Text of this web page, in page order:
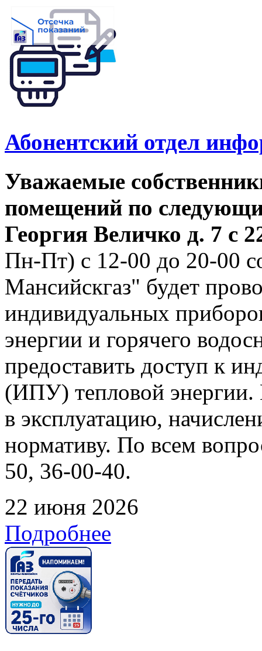
Абонентский отдел
Уважаемые
помещений по
Георгия Величко д. 7 с
Пн-Пт) с 12-00 до 20-00
Мансийскгаз" будет
индивидуальных
энергии и горячего
предоставить доступ к
(ИПУ) тепловой энергии.
в эксплуатацию,
нормативу. По всем
50, 36-00-40.
22 июня 2026
Подробнее